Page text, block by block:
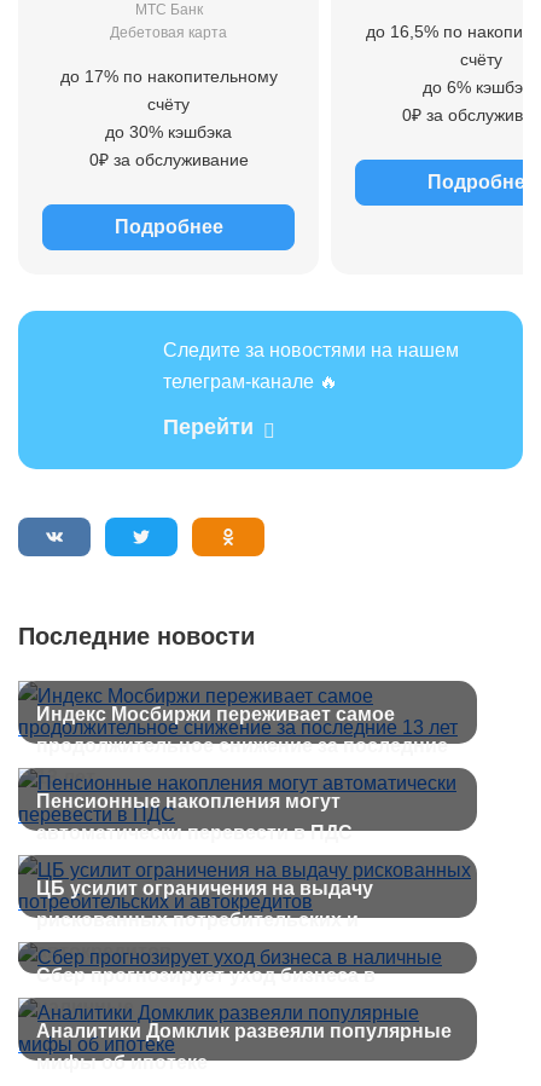
МТС Банк
Дебетовая карта
до 17% по накопительному
счёту
до 30% кэшбэка
0₽ за обслуживание
Подробнее
до 16,5% по
счёту
до 6% кэшбэка
0₽ за
Подробнее
Следите за новостями на нашем
телеграм-канале 🔥
Перейти
Последние новости
Индекс Мосбиржи переживает самое
продолжительное снижение за последние
13 лет
Пенсионные накопления могут
автоматически перевести в ПДС
ЦБ усилит ограничения на выдачу
рискованных потребительских и
автокредитов
Сбер прогнозирует уход бизнеса в
наличные
Аналитики Домклик развеяли популярные
мифы об ипотеке